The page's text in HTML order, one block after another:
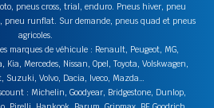
pneus cross, trial, enduro. Pneus hiver, pneu
pneu runflat. Sur demande, pneus quad et pneus
agricoles.
marques de véhicule : Renault, Peugeot, MG,
Mercedes, Nissan, Opel, Toyota, Volskwagen,
Suzuki, Volvo, Dacia, Iveco, Mazda…
: Michelin, Goodyear, Bridgestone, Dunlop,